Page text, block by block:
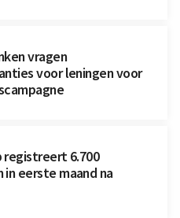
vragen
voor leningen voor
registreert 6.700
in eerste maand na